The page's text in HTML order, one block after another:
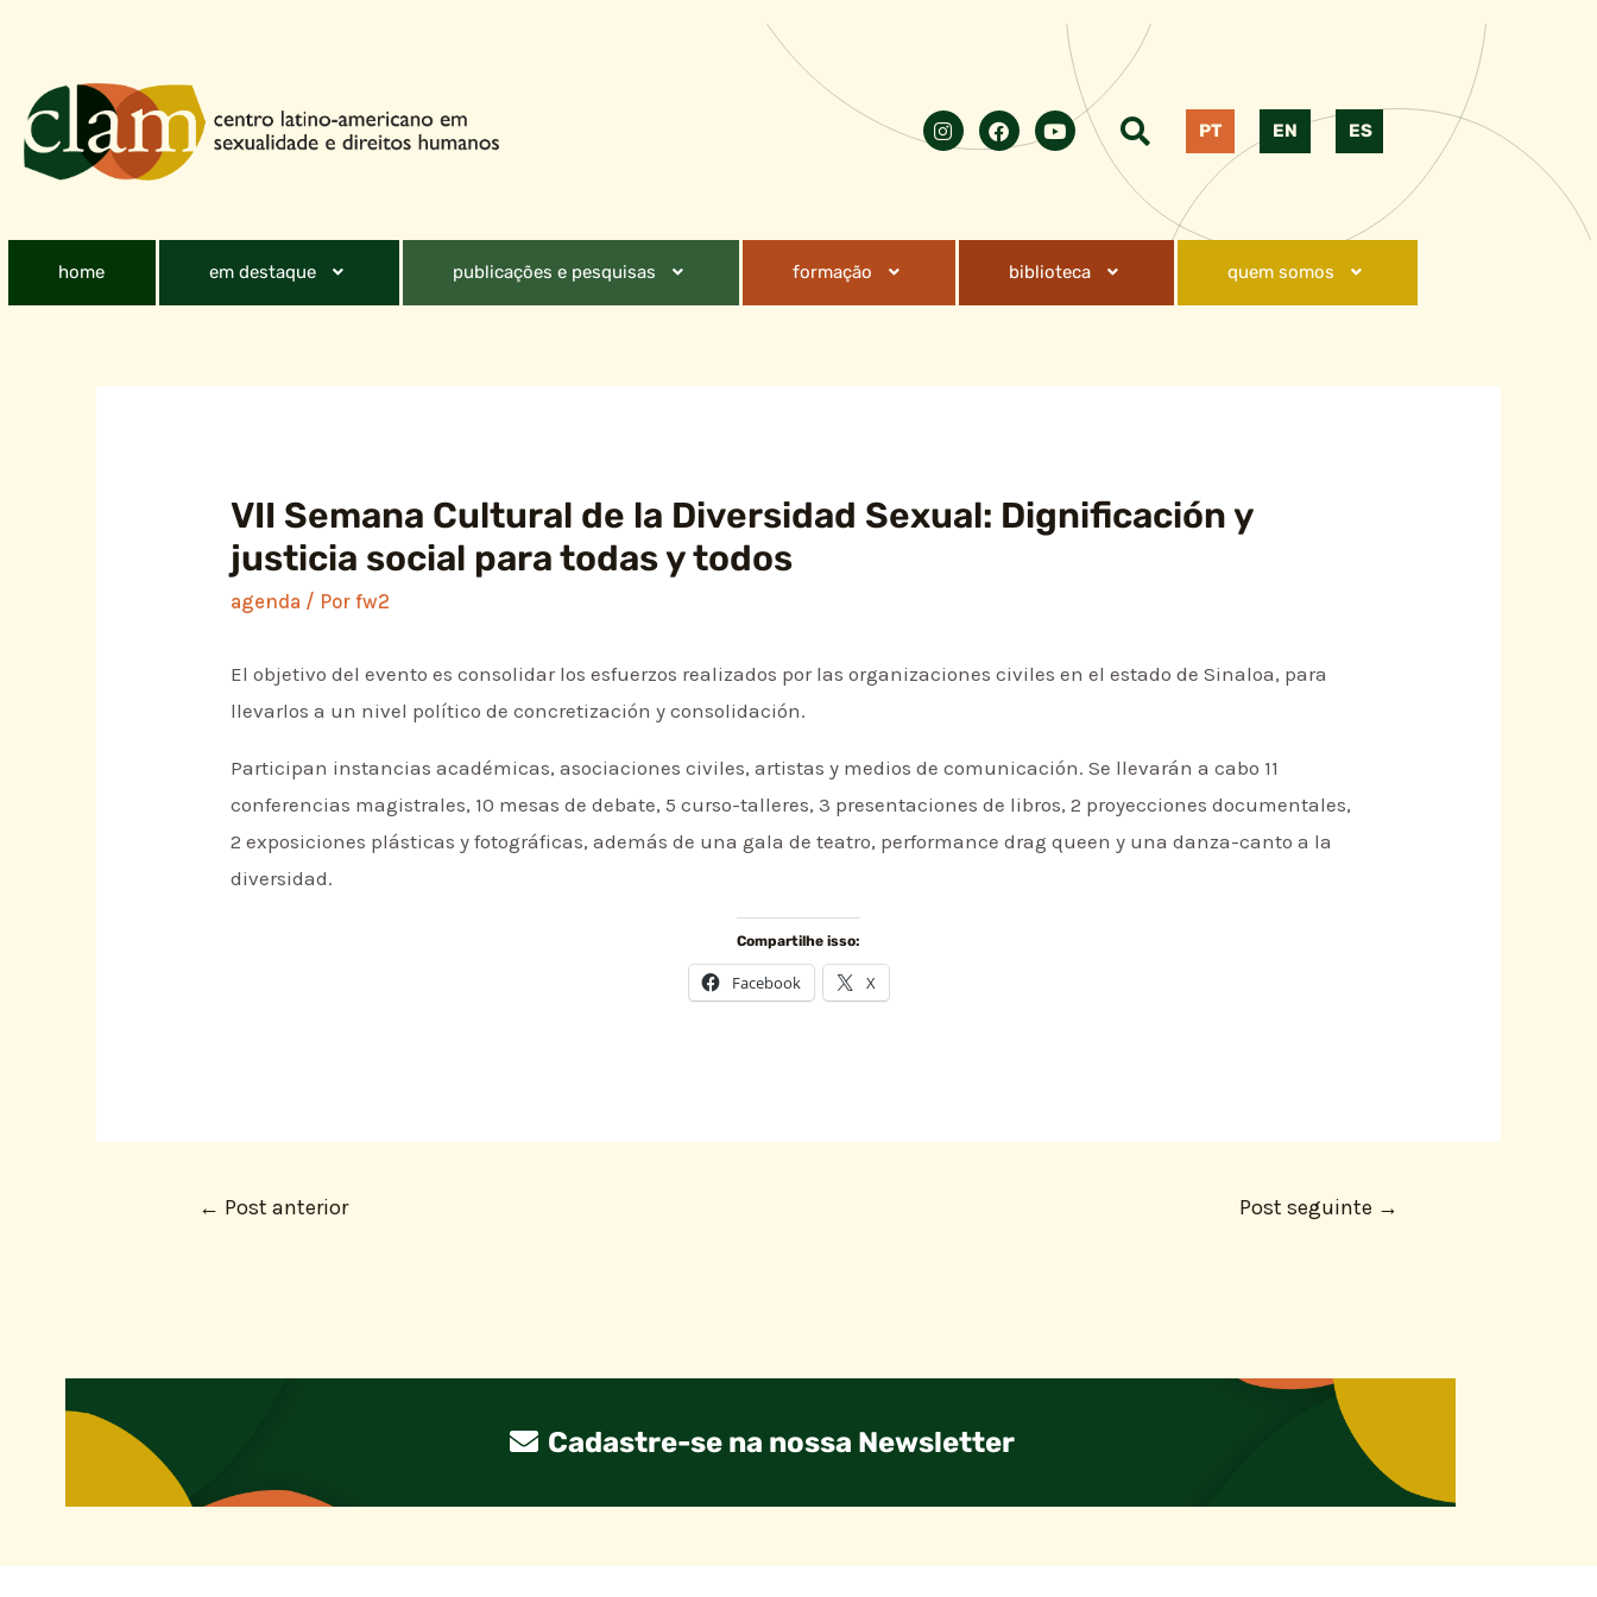
PT EN ES
home em destaque publicações e pesquisas formação biblioteca quem somos
VII Semana Cultural de la Diversidad Sexual: Dignificación y
justicia social para todas y todos
agenda / Porfw2
El objetivo del evento es consolidar los esfuerzos realizados por las organizaciones civiles en el estado de Sinaloa, para
llevarlos a un nivel político de concretización y consolidación.
Participan instancias académicas, asociaciones civiles, artistas y medios de comunicación. Se llevarán a cabo 11
conferencias magistrales, 10 mesas de debate, 5 curso-talleres, 3 presentaciones de libros, 2 proyecciones documentales,
2 exposiciones plásticas y fotográficas, además de una gala de teatro, performance drag queen y una danza-canto a la
diversidad.
Compartilhe isso:
Facebook X
← Post anterior Post seguinte →
Cadastre-se na nossa Newsletter